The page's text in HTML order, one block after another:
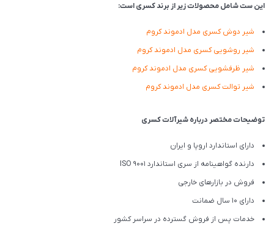
این ست شامل محصولات زیر از برند کسری است:
شیر دوش کسری مدل ادموند کروم
شیر روشویی کسری مدل ادموند کروم
شیر ظرفشویی کسری مدل ادموند کروم
شیر توالت کسری مدل ادموند کروم
توضیحات مختصر درباره شیرآلات کسری
دارای استاندارد اروپا و ایران
دارنده گواهینامه از سری استاندارد ISO 9001
فروش در بازارهای خارجی
دارای 10 سال ضمانت
خدمات پس از فروش گسترده در سراسر کشور